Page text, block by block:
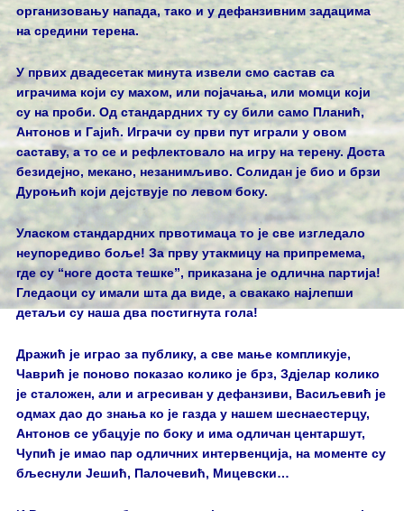
организовању напада, тако и у дефанзивним задацима
на средини терена.
У првих двадесетак минута извели смо састав са
играчима који су махом, или појачања, или момци који
су на проби. Од стандардних ту су били само Планић,
Антонов и Гајић. Играчи су први пут играли у овом
саставу, а то се и рефлектовало на игру на терену. Доста
безидејно, мекано, незанимљиво. Солидан је био и брзи
Дуроњић који дејствује по левом боку.
Уласком стандардних првотимаца то је све изгледало
неупоредиво боље! За прву утакмицу на припремема,
где су “ноге доста тешке”, приказана је одлична партија!
Гледаоци су имали шта да виде, а свакако најлепши
детаљи су наша два постигнута гола!
Дражић је играо за публику, а све мање компликује,
Чаврић је поново показао колико је брз, Здјелар колико
је сталожен, али и агресиван у дефанзиви, Васиљевић је
одмах дао до знања ко је газда у нашем шеснаестерцу,
Антонов се убацује по боку и има одличан центаршут,
Чупић је имао пар одличних интервенција, на моменте су
бљеснули Јешић, Палочевић, Мицевски…